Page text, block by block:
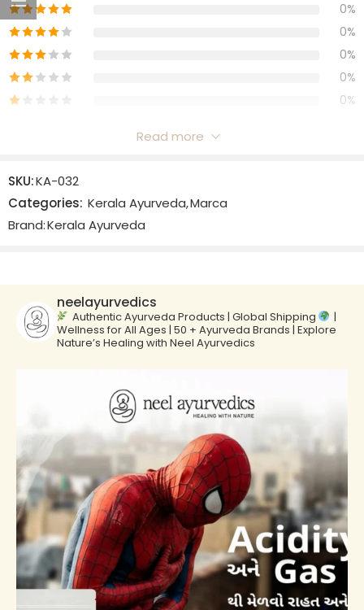
0%
0%
0%
0%
0%
There are no reviews yet.
Read more
SKU:KA-032
Categories: Kerala Ayurveda,Marca
Brand:Kerala Ayurveda
neelayurvedics
Authentic Ayurveda Products | Global Shipping
|
Wellness for All Ages | 50 + Ayurveda Brands | Explore
Nature’s Healing with Neel Ayurvedics